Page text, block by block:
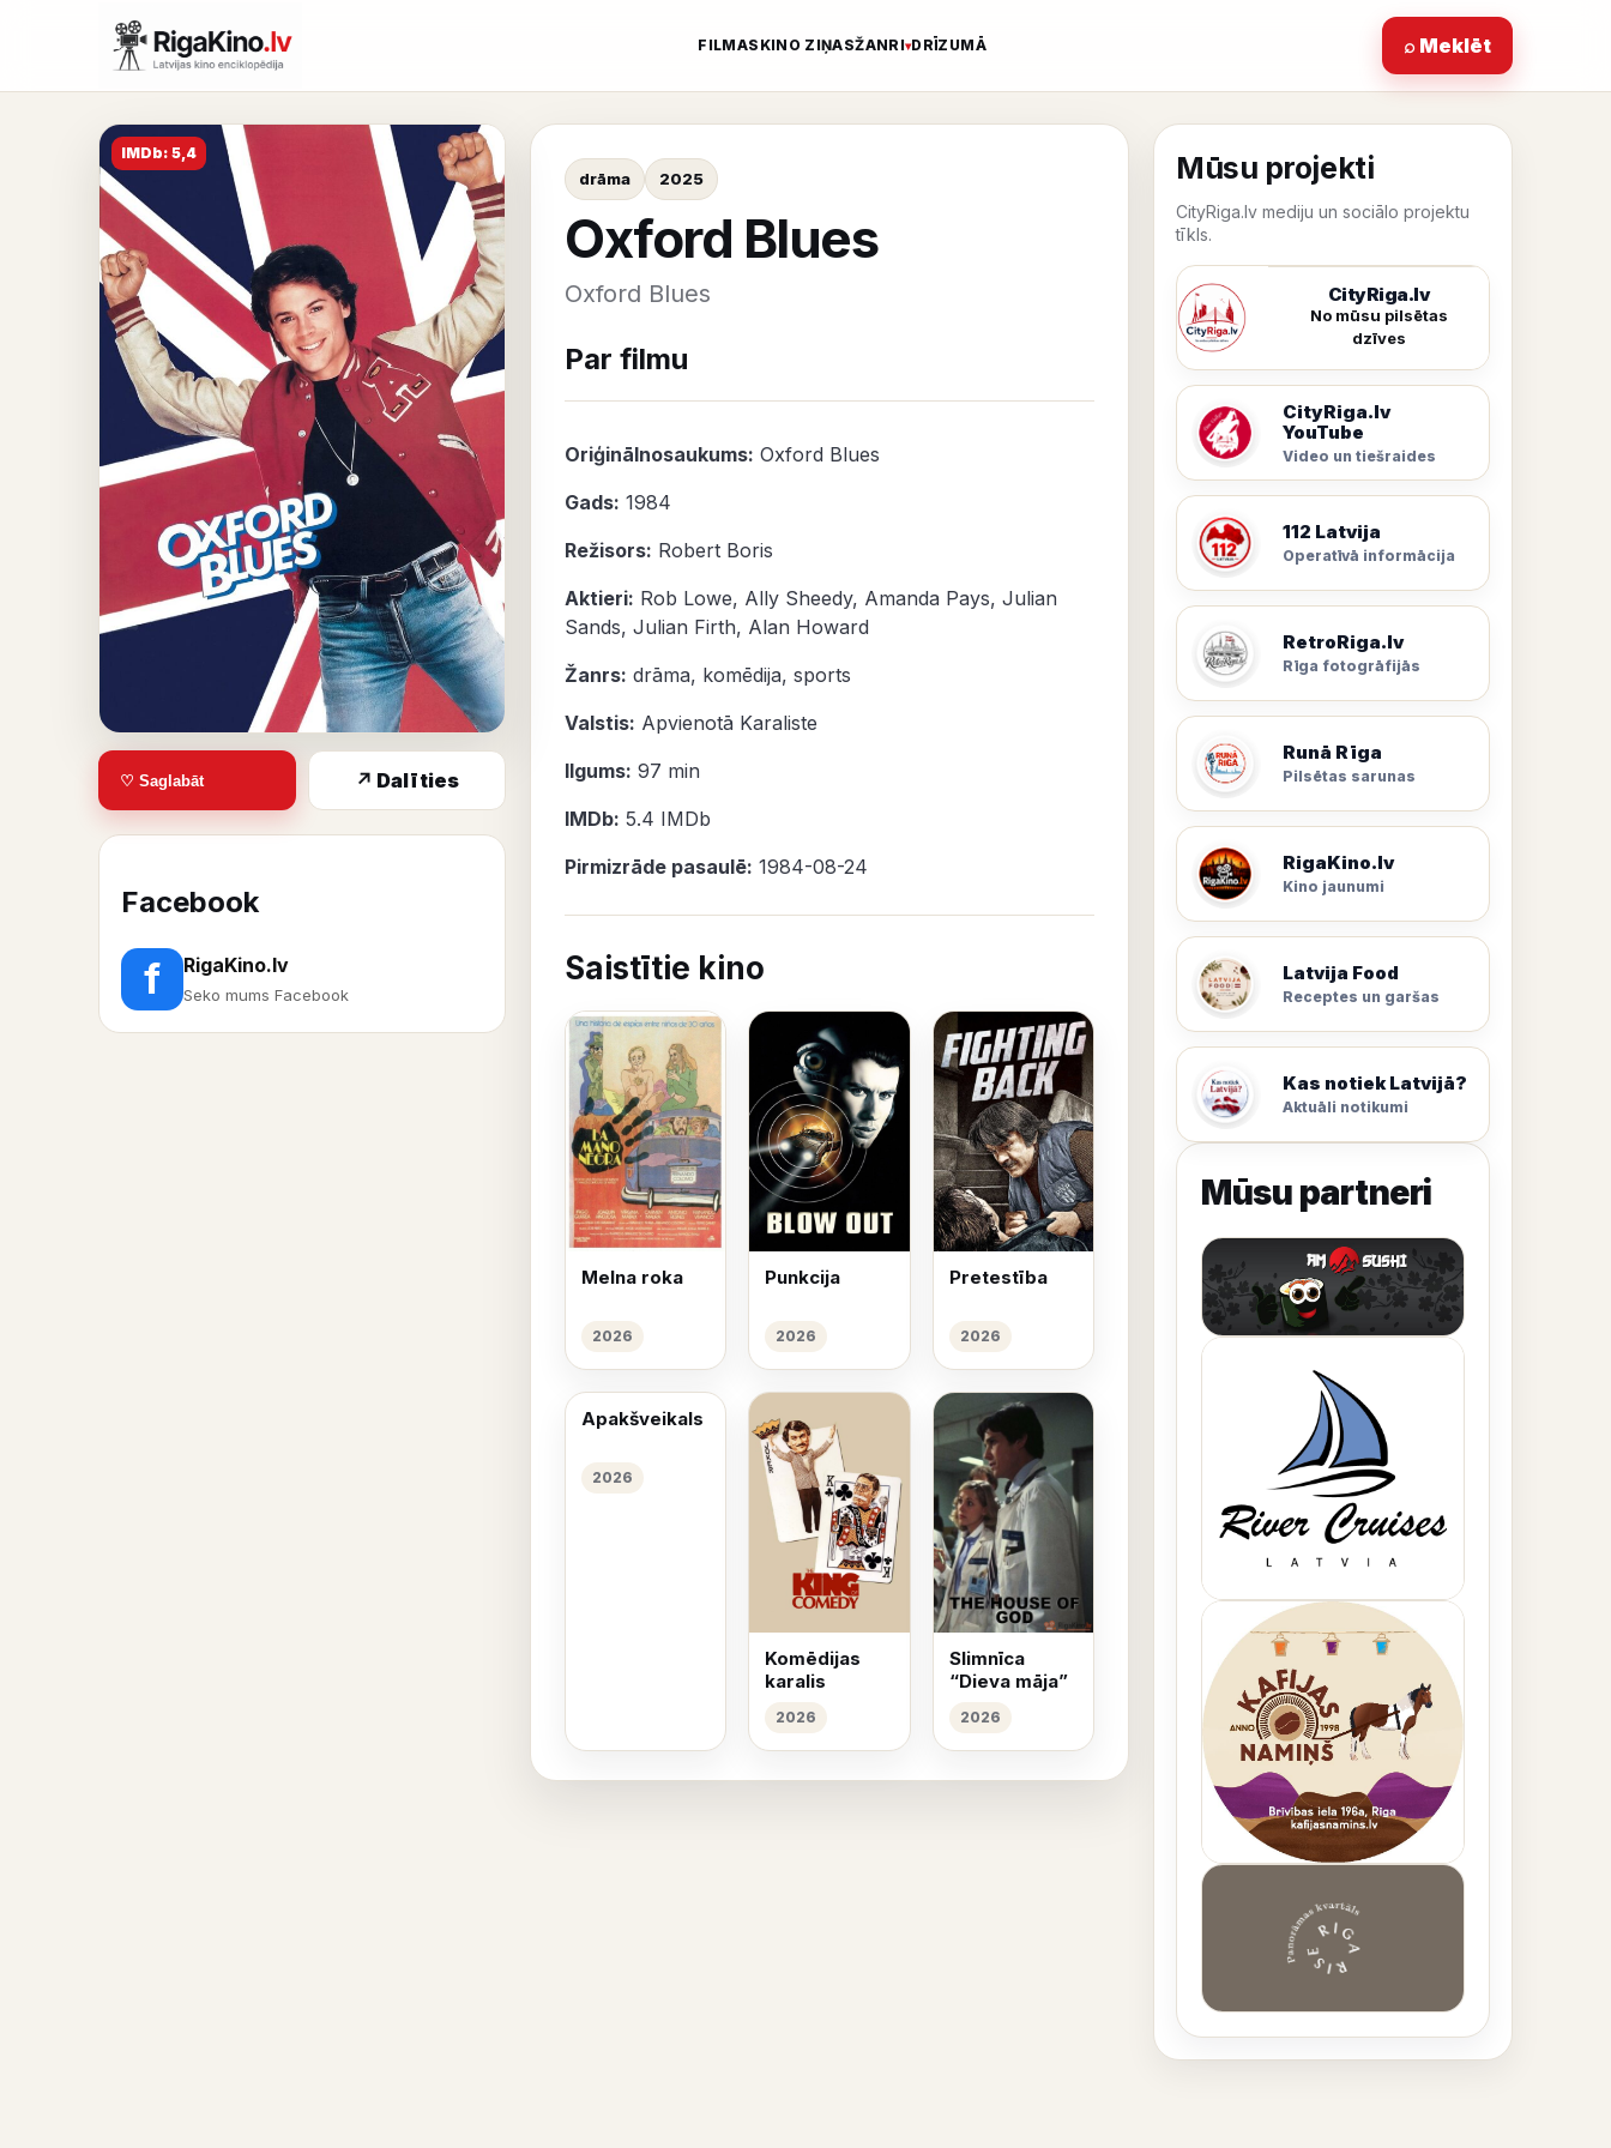
FILMAS KINO ZIŅASŽANRI DRĪZUMĀ ⌕ Meklēt
IMDb: 5,4
♡ Saglabāt ↗ Dalīties
Facebook
f RigaKino.lv
Seko mums Facebook
drāma 2025
Oxford Blues
Oxford Blues
Par filmu
Oriģinālnosaukums: Oxford Blues
Gads: 1984
Režisors: Robert Boris
Aktieri: Rob Lowe, Ally Sheedy, Amanda Pays, Julian
Sands, Julian Firth, Alan Howard
Žanrs: drāma, komēdija, sports
Valstis: Apvienotā Karaliste
Ilgums: 97 min
IMDb: 5.4 IMDb
Pirmizrāde pasaulē: 1984-08-24
Saistītie kino
Melna roka
2026
Punkcija
2026
Pretestība
2026
Apakšveikals
2026
Komēdijas
karalis
2026
Slimnīca
“Dieva māja”
2026
Mūsu projekti
CityRiga.lv mediju un sociālo projektu
tīkls.
CityRiga.lv
No mūsu pilsētas
dzīves
CityRiga.lv
YouTube
Video un tiešraides
112 Latvija
Operatīvā informācija
RetroRiga.lv
Rīga fotogrāfijās
Runā Rīga
Pilsētas sarunas
RigaKino.lv
Kino jaunumi
Latvija Food
Receptes un garšas
Kas notiek Latvijā?
Aktuāli notikumi
Mūsu partneri